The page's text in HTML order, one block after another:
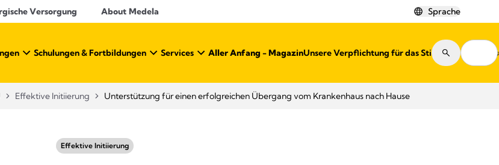
Versorgung About Medela Sprache
Schulungen & Fortbildungen Services Aller Anfang - MagazinUnsere Verpflichtung für das Stillen
Effektive Initiierung Unterstützung für einen erfolgreichen Übergang vom Krankenhaus nach Hause
Effektive Initiierung